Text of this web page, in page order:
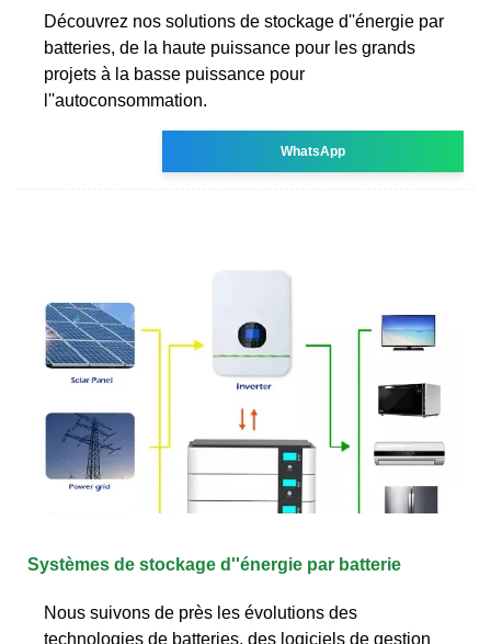
Découvrez nos solutions de stockage d''énergie par
batteries, de la haute puissance pour les grands
projets à la basse puissance pour
l''autoconsommation.
WhatsApp
Systèmes de stockage d''énergie par batterie
Nous suivons de près les évolutions des
technologies de batteries, des logiciels de gestion